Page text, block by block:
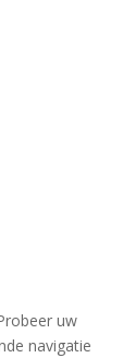
uw
navigatie